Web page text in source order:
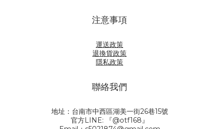
注意事項
運送政策
退換貨政策
隱私政策
聯絡我們
地址：台南市中西區湖美一街26巷15號
官方LINE: 『@otf168』